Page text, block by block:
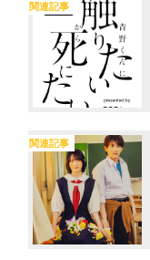
関連記事
関連記事